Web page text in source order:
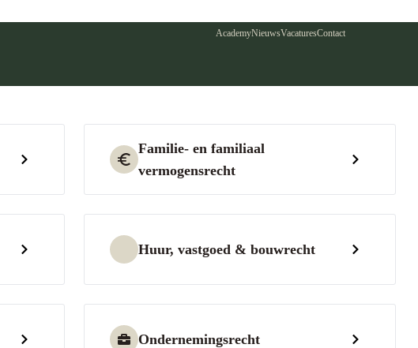
AcademyNieuwsVacaturesContact
Familie- en familiaal
vermogensrecht
Huur, vastgoed & bouwrecht
Ondernemingsrecht